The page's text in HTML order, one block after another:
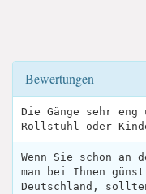
Bewertungen
Die Gänge sehr
Rollstuhl oder
Wenn Sie schon an
man bei Ihnen
Deutschland,